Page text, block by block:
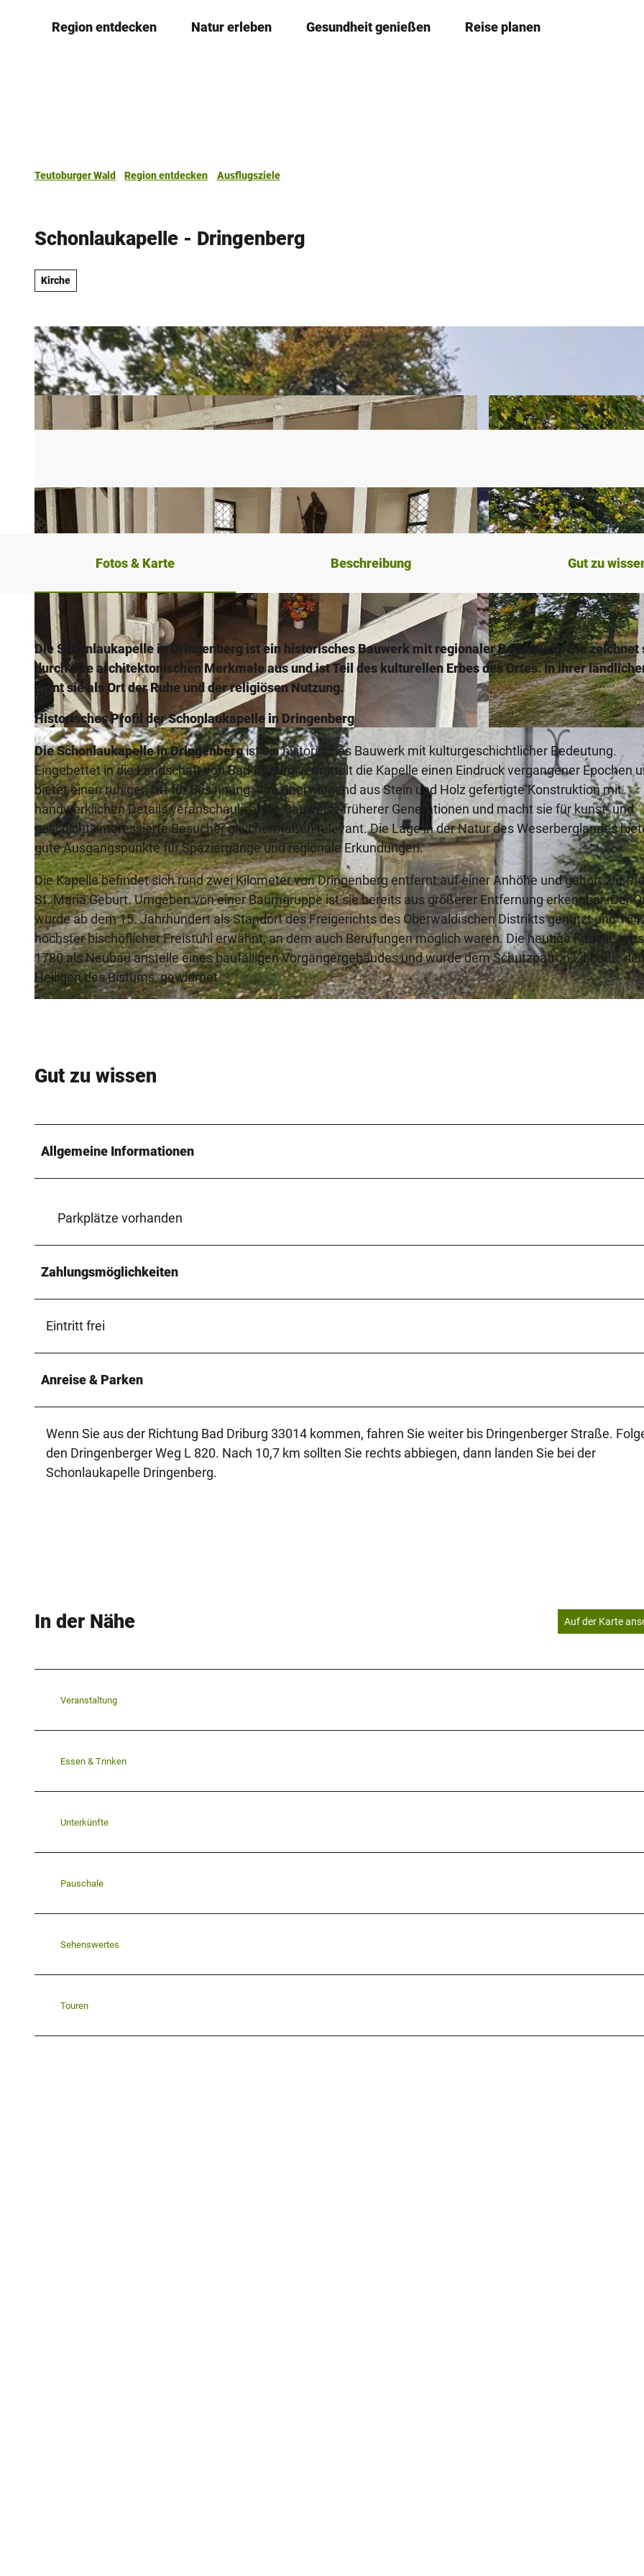
Region entdecken Natur erleben Gesundheit genießen Reise planen
Teutoburger Wald Region entdecken
Ausflugsziele
Schonlaukapelle - Dringenberg
Kirche
© Bad Driburger Touristik GmbH |CC-BY-SA © Bad Driburger Touristik GmbH |
Fotos & Karte Beschreibung Gut zu
Die Schonlaukapelle in Dringenberg ist ein historisches Bauwerk mit regionaler Bedeutung. Sie zeichnet
durch ihre architektonischen Merkmale aus und ist Teil des kulturellen Erbes des Ortes. In ihrer
dient sie als Ort der Ruhe und der religiösen Nutzung.
Historisches Profil der Schonlaukapelle in Dringenberg
Die Schonlaukapelle in Dringenbergist ein historisches Bauwerk mit kulturgeschichtlicher Bedeutung.
Eingebettet in die Landschaft von Bad Driburg vermittelt die Kapelle einen Eindruck vergangener Epochen
bietet einen ruhigen Ort für Besinnung. Ihre überwiegend aus Stein und Holz gefertigte Konstruktion mit
handwerklichen Details veranschaulicht die Bauweise früherer Generationen und macht sie für kunst- und
geschichtsinteressierte Besucher gleichermaßen relevant. Die Lage in der Natur des Weserberglandes
gute Ausgangspunkte für Spaziergänge und regionale Erkundungen.
Die Kapelle befindet sich rund zwei Kilometer von Dringenberg entfernt auf einer Anhöhe und gehört zur
St. Mariä Geburt. Umgeben von einer Baumgruppe ist sie bereits aus größerer Entfernung erkennbar. Der
wurde ab dem 15. Jahrhundert als Standort des Freigerichts des Oberwaldischen Distrikts genutzt und
höchster bischöflicher Freistuhl erwähnt, an dem auch Berufungen möglich waren. Die heutige Kapelle
1780 als Neubau anstelle eines baufälligen Vorgängergebäudes und wurde dem Schutzpatron Liborius,
Heiligen des Bistums, gewidmet.
Gut zu wissen
Allgemeine Informationen
Parkplätze vorhanden
Zahlungsmöglichkeiten
Eintritt frei
Anreise & Parken
Wenn Sie aus der Richtung Bad Driburg 33014 kommen, fahren Sie weiter bis Dringenberger Straße.
den Dringenberger Weg L 820. Nach 10,7 km sollten Sie rechts abbiegen, dann landen Sie bei der
Schonlaukapelle Dringenberg.
In der Nähe Auf der Karte
Veranstaltung
Essen & Trinken
Unterkünfte
Pauschale
Sehenswertes
Touren